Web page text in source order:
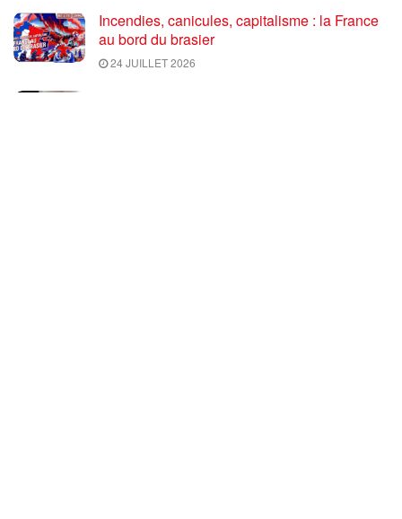
Incendies, canicules, capitalisme : la France
au bord du brasier
24 JUILLET 2026